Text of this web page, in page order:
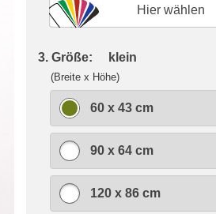
Hier wählen
3. Größe: klein
(Breite x Höhe)
60 x 43 cm
90 x 64 cm
120 x 86 cm